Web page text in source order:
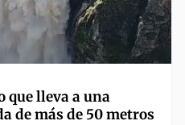
que lleva a una
de más de 50 metros